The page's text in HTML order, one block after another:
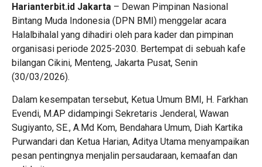
Harianterbit.id Jakarta – Dewan Pimpinan Nasional
Bintang Muda Indonesia (DPN BMI) menggelar acara
Halalbihalal yang dihadiri oleh para kader dan pimpinan
organisasi periode 2025-2030. Bertempat di sebuah kafe
bilangan Cikini, Menteng, Jakarta Pusat, Senin
(30/03/2026).
Dalam kesempatan tersebut, Ketua Umum BMI, H. Farkhan
Evendi, M.AP didampingi Sekretaris Jenderal, Wawan
Sugiyanto, SE., A.Md Kom, Bendahara Umum, Diah Kartika
Purwandari dan Ketua Harian, Aditya Utama menyampaikan
pesan pentingnya menjalin persaudaraan, kemaafan dan